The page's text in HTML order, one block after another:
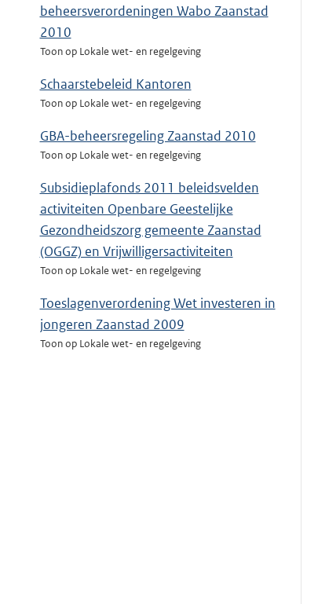
beheersverordeningen Wabo Zaanstad
2010
Toon op Lokale wet- en regelgeving
Schaarstebeleid Kantoren
Toon op Lokale wet- en regelgeving
GBA-beheersregeling Zaanstad 2010
Toon op Lokale wet- en regelgeving
Subsidieplafonds 2011 beleidsvelden
activiteiten Openbare Geestelijke
Gezondheidszorg gemeente Zaanstad
(OGGZ) en Vrijwilligersactiviteiten
Toon op Lokale wet- en regelgeving
Toeslagenverordening Wet investeren in
jongeren Zaanstad 2009
Toon op Lokale wet- en regelgeving